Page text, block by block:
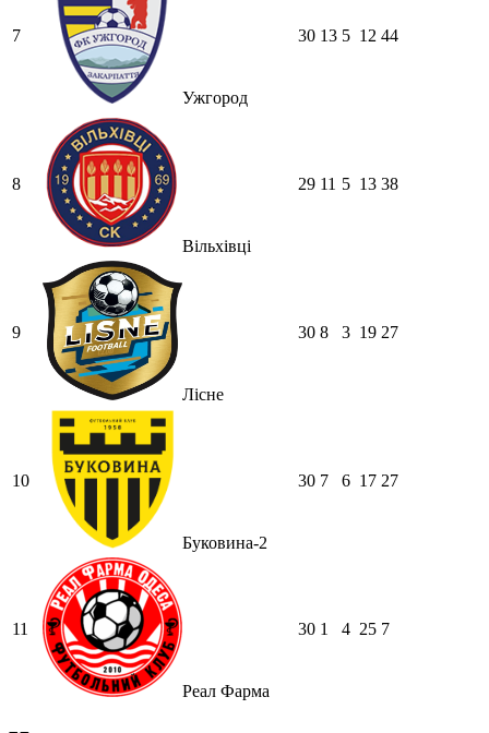
7
Ужгород
30 13 5 12 44
8
Вільхівці
29 11 5 13 38
9
Лісне
30 8 3 19 27
10
Буковина-2
30 7 6 17 27
11
Реал Фарма
30 1 4 25 7